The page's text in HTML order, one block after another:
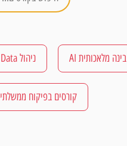
בינה מלאכותית AI ניהול Data ובינה עסקית Bi
קורסים בפיקוח ממשלתי